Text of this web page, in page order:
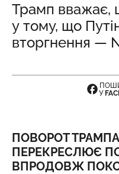
Трамп вважає,
у тому, що
вторгнення —
У
ПОВОРОТ ТРАМПА
ПЕРЕКРЕСЛЮЄ
ВПРОДОВЖ